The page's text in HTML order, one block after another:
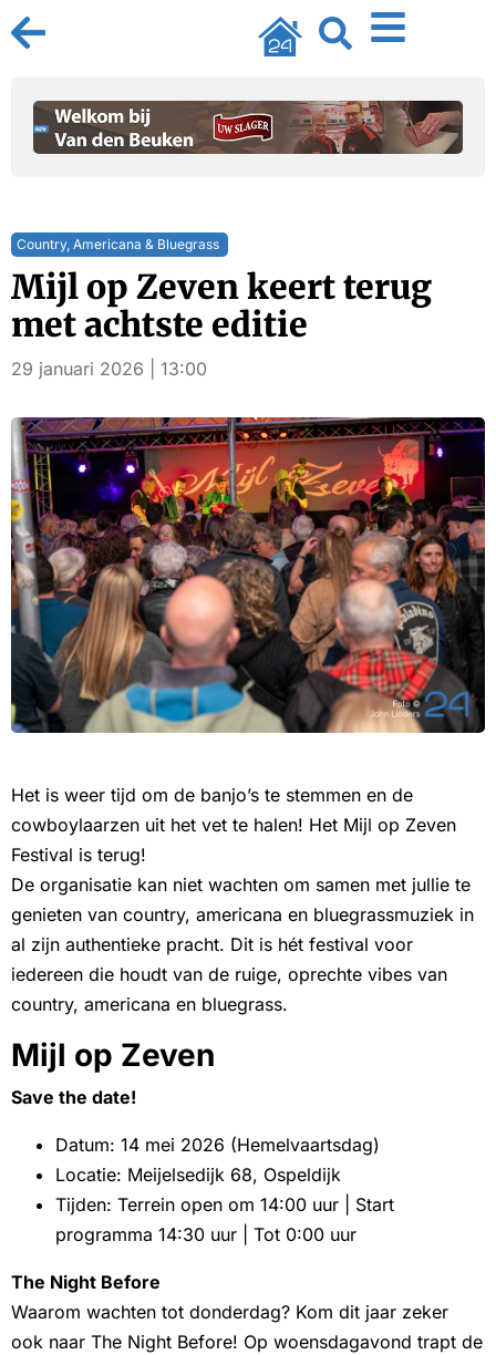
Country, Americana & Bluegrass
Mijl op Zeven keert terug
met achtste editie
29 januari 2026 | 13:00
Het is weer tijd om de banjo’s te stemmen en de
cowboylaarzen uit het vet te halen! Het Mijl op Zeven
Festival is terug!
De organisatie kan niet wachten om samen met jullie te
genieten van country, americana en bluegrassmuziek in
al zijn authentieke pracht. Dit is hét festival voor
iedereen die houdt van de ruige, oprechte vibes van
country, americana en bluegrass.
Mijl op Zeven
Save the date!
Datum: 14 mei 2026 (Hemelvaartsdag)
Locatie: Meijelsedijk 68, Ospeldijk
Tijden: Terrein open om 14:00 uur | Start
programma 14:30 uur | Tot 0:00 uur
The Night Before
Waarom wachten tot donderdag? Kom dit jaar zeker
ook naar The Night Before! Op woensdagavond trapt de